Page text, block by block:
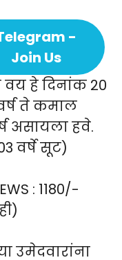
-
Join Us
वय हे दिनांक 20
ते कमाल
असायला हवे.
वर्षे सूट)
: 1180/-
उमेदवारांना